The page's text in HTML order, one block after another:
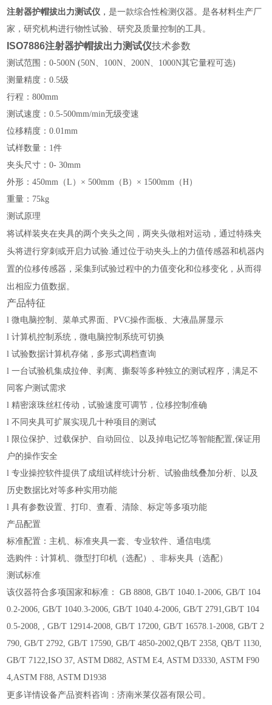
注射器护帽拔出力测试仪 ，是一款综合性检测仪器。是各材料生产厂
家，研究机构进行物性试验、研究及质量控制 的工具。
ISO7886注射器护帽拔出力测试仪技术参数
测试范围：0-500N (50N、 100N、200N、1000N其它量程可选)
测量精度：0.5级
行程：800mm
测试速度：0.5-500mm/min无级变速
位移精度：0.01mm
试样数量：1件
夹头尺寸：0-30mm
外形：450mm（L）× 500mm（B）× 1500mm（H）
重量：75kg
测试原理
将试样装夹在夹具的两个夹头之间，两夹头做相对运动，通过特殊夹
头将进行穿刺或开启力试验.通过位于动夹头上的力值传感器和机器内
置的位移传感器，采集到试验过程中的力值变化和位移变化， 从而得
出相应力值数据。
产品特征
l微电脑控制、菜单式界面、PVC操作面板、大液晶屏显示
l计算机控制系统，微电脑控制系统可切换
l试验数据计算机存储，多形式调档查询
l一台试验机集成拉伸、剥离、撕裂等多种独立的测试程序，满足不
同客户测试需求
l精密滚珠丝杠传动，试验速度可调节，位移控制准确
l不同夹具可扩展实现几十种项目的测试
l 限位保护、过载保护、自动回位、以及掉电记忆等智能配置,保证用
户的操作安全
l专业操控软件提供了成组试样统计分析、试验曲线叠加分析、以及
历史数据比对等多种实用功能
l具有参数设置、打印、查看、清除、标定等多项功能
产品配置
标准配置：主机、标准夹具一套、专业软件、通信电缆
选购件：计算机、微型打印机（选配）、非标夹具（选配）
测试标准
该仪器符合多项国家和标准： GB 8808, GB/T 1040.1-2006, GB/T 104
0.2-2006, GB/T 1040.3-2006, GB/T 1040.4-2006, GB/T 2791,GB/T 104
0.5-2008, , GB/T 12914-2008, GB/T 17200, GB/T 16578.1-2008, GB/T 2
790, GB/T 2792, GB/T 17590, GB/T 4850-2002,QB/T 2358, QB/T 1130,
GB/T 7122,ISO 37, ASTM D882, ASTM E4, ASTM D3330, ASTM F90
4,ASTM F88, ASTM D1938
更多详情设备产品资料咨询：济南米莱仪器有限公司。